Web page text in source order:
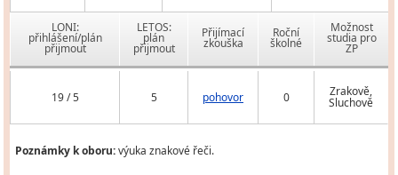
LONI:
přihlášení/plán
přijmout
LETOS:
plán
přijmout
Přijímací
zkouška
Roční
školné
Možnost
studia pro
ZP
19 / 5 5 pohovor 0 Zrakově,
Sluchově
Poznámky k oboru:výuka znakové řeči.